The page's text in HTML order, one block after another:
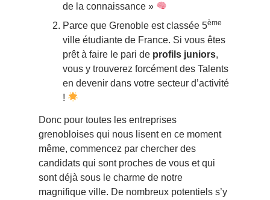
de la connaissance »
Parce que Grenoble est classée 5ème
ville étudiante de France. Si vous êtes
prêt à faire le pari de profils juniors,
vous y trouverez forcément des Talents
en devenir dans votre secteur d’activité
!
Donc pour toutes les entreprises
grenobloises qui nous lisent en ce moment
même, commencez par chercher des
candidats qui sont proches de vous et qui
sont déjà sous le charme de notre
magnifique ville. De nombreux potentiels s’y